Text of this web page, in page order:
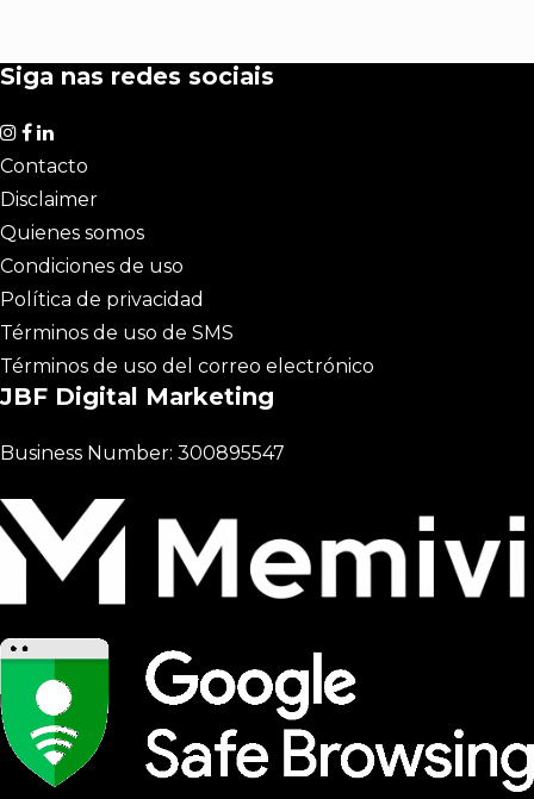
Siga nas redes sociais
Contacto
Disclaimer
Quienes somos
Condiciones de uso
Política de privacidad
Términos de uso de SMS
Términos de uso del correo electrónico
JBF Digital Marketing
Business Number: 300895547